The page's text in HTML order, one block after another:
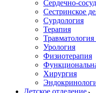
Сердечно-
Сестринское
Сурдология
Терапия
Урология
Физиотерапия
Хирургия
Детское отделение